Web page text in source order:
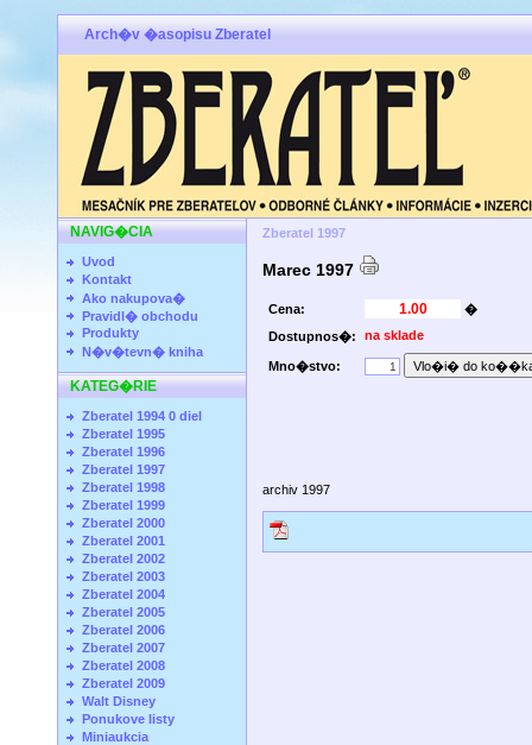
Arch�v �asopisu Zberatel
NAVIG�CIA
Uvod
Kontakt
Ako nakupova�
Pravidl� obchodu
Produkty
N�v�tevn� kniha
KATEG�RIE
Zberatel 1994 0 diel
Zberatel 1995
Zberatel 1996
Zberatel 1997
Zberatel 1998
Zberatel 1999
Zberatel 2000
Zberatel 2001
Zberatel 2002
Zberatel 2003
Zberatel 2004
Zberatel 2005
Zberatel 2006
Zberatel 2007
Zberatel 2008
Zberatel 2009
Walt Disney
Ponukove listy
Miniaukcia
Zberatel 1997
Marec 1997
Cena:
�
Dostupnos�:
na sklade
Mno�stvo:
archiv 1997